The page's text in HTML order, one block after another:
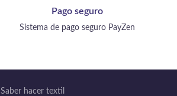
Pago seguro
Sistema de pago seguro PayZen
Saber hacer textil